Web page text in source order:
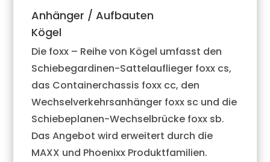
Anhänger / Aufbauten
Kögel
Die foxx – Reihe von Kögel umfasst den
Schiebegardinen-Sattelauflieger foxx cs,
das Containerchassis foxx cc, den
Wechselverkehrsanhänger foxx sc und die
Schiebeplanen-Wechselbrücke foxx sb.
Das Angebot wird erweitert durch die
MAXX und Phoenixx Produktfamilien.